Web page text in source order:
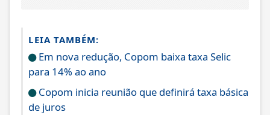
LEIA TAMBÉM:
Em nova redução, Copom baixa taxa Selic
para 14% ao ano
Copom inicia reunião que definirá taxa básica
de juros